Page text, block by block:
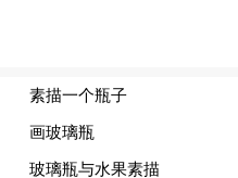
键支撑。李斌透露
成交价是39万元，比
的1.5倍。这意味着